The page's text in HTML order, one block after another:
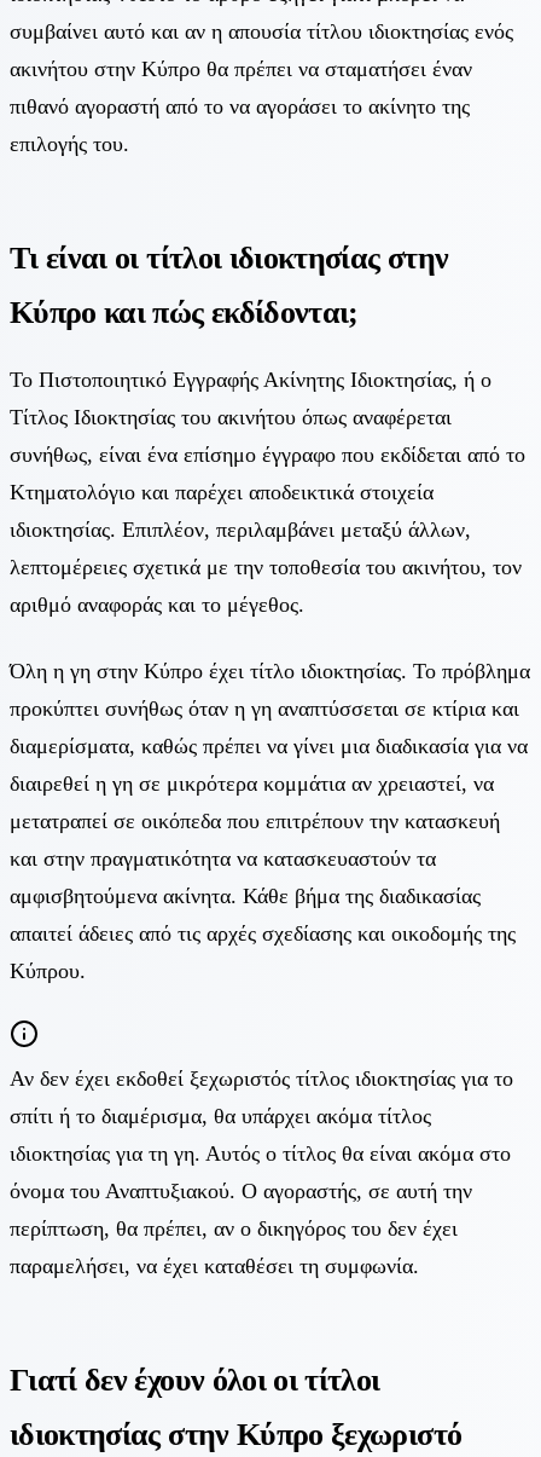
συμβαίνει αυτό και αν η απουσία τίτλου ιδιοκτησίας ενός
ακινήτου στην Κύπρο θα πρέπει να σταματήσει έναν
πιθανό αγοραστή από το να αγοράσει το ακίνητο της
επιλογής του.
Τι είναι οι τίτλοι ιδιοκτησίας στην
Κύπρο και πώς εκδίδονται;
Το Πιστοποιητικό Εγγραφής Ακίνητης Ιδιοκτησίας, ή ο
Τίτλος Ιδιοκτησίας του ακινήτου όπως αναφέρεται
συνήθως, είναι ένα επίσημο έγγραφο που εκδίδεται από το
Κτηματολόγιο και παρέχει αποδεικτικά στοιχεία
ιδιοκτησίας. Επιπλέον, περιλαμβάνει μεταξύ άλλων,
λεπτομέρειες σχετικά με την τοποθεσία του ακινήτου, τον
αριθμό αναφοράς και το μέγεθος.
Όλη η γη στην Κύπρο έχει τίτλο ιδιοκτησίας. Το πρόβλημα
προκύπτει συνήθως όταν η γη αναπτύσσεται σε κτίρια και
διαμερίσματα, καθώς πρέπει να γίνει μια διαδικασία για να
διαιρεθεί η γη σε μικρότερα κομμάτια αν χρειαστεί, να
μετατραπεί σε οικόπεδα που επιτρέπουν την κατασκευή
και στην πραγματικότητα να κατασκευαστούν τα
αμφισβητούμενα ακίνητα. Κάθε βήμα της διαδικασίας
απαιτεί άδειες από τις αρχές σχεδίασης και οικοδομής της
Κύπρου.
Αν δεν έχει εκδοθεί ξεχωριστός τίτλος ιδιοκτησίας για το
σπίτι ή το διαμέρισμα, θα υπάρχει ακόμα τίτλος
ιδιοκτησίας για τη γη. Αυτός ο τίτλος θα είναι ακόμα στο
όνομα του Αναπτυξιακού. Ο αγοραστής, σε αυτή την
περίπτωση, θα πρέπει, αν ο δικηγόρος του δεν έχει
παραμελήσει, να έχει καταθέσει τη συμφωνία.
Γιατί δεν έχουν όλοι οι τίτλοι
ιδιοκτησίας στην Κύπρο ξεχωριστό